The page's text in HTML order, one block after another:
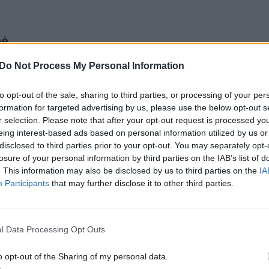
Do Not Process My Personal Information
opt-out of the sale, sharing to third parties, or processing of your
for targeted advertising by us, please use the below opt-out
selection. Please note that after your opt-out request is processed
interest-based ads based on personal information utilized by us
to third parties prior to your opt-out. You may separately
of your personal information by third parties on the IAB’s list of
This information may also be disclosed by us to third parties on the
Participants that may further disclose it to other third parties.
Data Processing Opt Outs
opt-out of the Sharing of my personal data.
subrendusios, tačiau šiuo atveju ją